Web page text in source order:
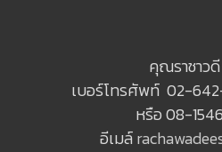
คุณราชาว
เบอร์โทรศัพท์ 02-
หรือ 08-
อีเมล์